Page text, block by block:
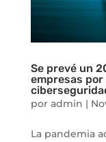
Se prevé un
empresas
por admin |
La pandemia